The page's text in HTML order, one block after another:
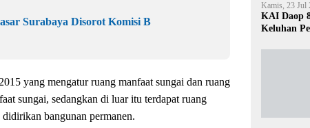
Surabaya Disorot Komisi B
yang mengatur ruang manfaat sungai dan ruang
sungai, sedangkan di luar itu terdapat ruang
bangunan permanen.
Kamis, 23 Jul
KAI Daop
Keluhan